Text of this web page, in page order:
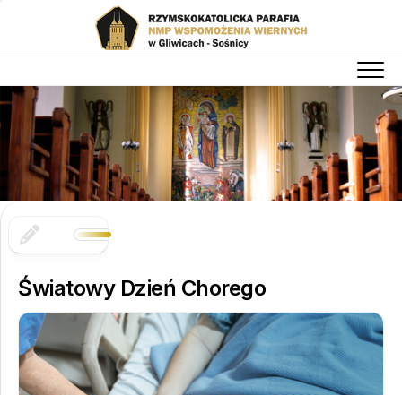
Światowy Dzień Chorego